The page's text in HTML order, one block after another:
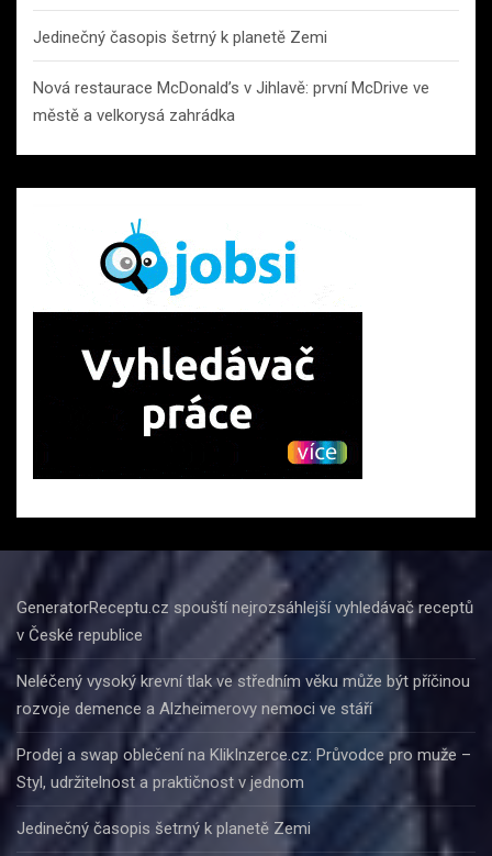
Jedinečný časopis šetrný k planetě Zemi
Nová restaurace McDonald’s v Jihlavě: první McDrive ve
městě a velkorysá zahrádka
GeneratorReceptu.cz spouští nejrozsáhlejší vyhledávač receptů
v České republice
Neléčený vysoký krevní tlak ve středním věku může být příčinou
rozvoje demence a Alzheimerovy nemoci ve stáří
Prodej a swap oblečení na KlikInzerce.cz: Průvodce pro muže –
Styl, udržitelnost a praktičnost v jednom
Jedinečný časopis šetrný k planetě Zemi